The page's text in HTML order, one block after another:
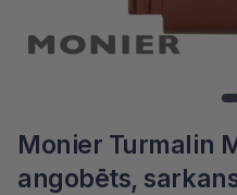
Monier Turmalin
angobēts,